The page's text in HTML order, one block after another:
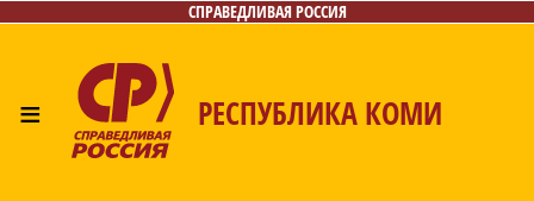
СПРАВЕДЛИВАЯ РОССИЯ
≡ РЕСПУБЛИКА КОМИ